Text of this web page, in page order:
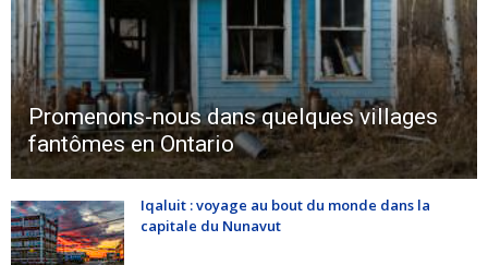
Promenons-nous dans quelques villages
fantômes en Ontario
Iqaluit : voyage au bout du monde dans la
capitale du Nunavut